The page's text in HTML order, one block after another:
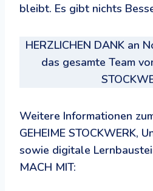
bleibt. Es gibt nichts
HERZLICHEN DANK an
das gesamte Team
Weitere Informationen
GEHEIME STOCKWERK,
sowie digitale
MACH MIT: